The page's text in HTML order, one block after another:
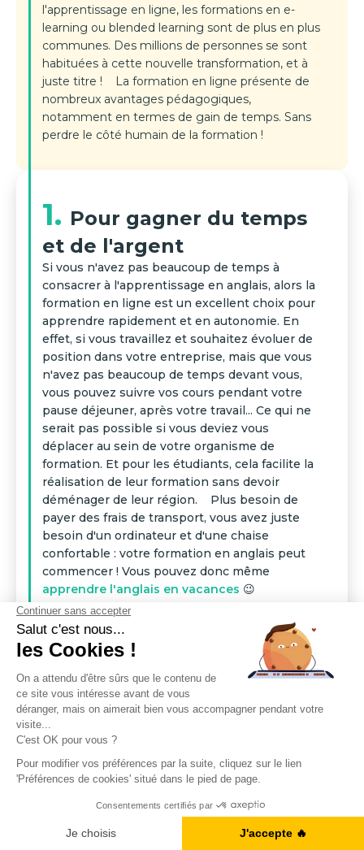
l'apprentissage en ligne, les formations en e-
learning ou blended learning sont de plus en plus
communes. Des millions de personnes se sont
habituées à cette nouvelle transformation, et à
juste titre ! La formation en ligne présente de
nombreux avantages pédagogiques,
notamment en termes de gain de temps. Sans
perdre le côté humain de la formation !
1. Pour gagner du temps
et de l'argent
Si vous n'avez pas beaucoup de temps à
consacrer à l'apprentissage en anglais, alors la
formation en ligne est un excellent choix pour
apprendre rapidement et en autonomie. En
effet, si vous travaillez et souhaitez évoluer de
position dans votre entreprise, mais que vous
n'avez pas beaucoup de temps devant vous,
vous pouvez suivre vos cours pendant votre
pause déjeuner, après votre travail... Ce qui ne
serait pas possible si vous deviez vous
déplacer au sein de votre organisme de
formation. Et pour les étudiants, cela facilite la
réalisation de leur formation sans devoir
déménager de leur région. Plus besoin de
payer des frais de transport, vous avez juste
besoin d'un ordinateur et d'une chaise
confortable : votre formation en anglais peut
commencer ! Vous pouvez donc même
apprendre l'anglais en vacances 😉
2.Des formations plus
flexibles
Les formations d'anglais en ligne permettent
souvent de choisir son créneau de cours, en
réservant ou annulant son cours directement
peuvent également être suivis pendant les
créneaux de fermeture de l'école, dans la
mesure où les professeurs et les élèves sont
Cercle des Langues, vous pouvez annuler
jusqu'à 48H en avance si un impératif ne vous